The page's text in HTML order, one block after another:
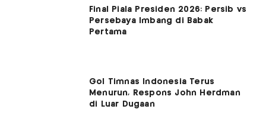
Final Piala Presiden 2026: Persib vs
Persebaya Imbang di Babak
Pertama
Gol Timnas Indonesia Terus
Menurun, Respons John Herdman
di Luar Dugaan